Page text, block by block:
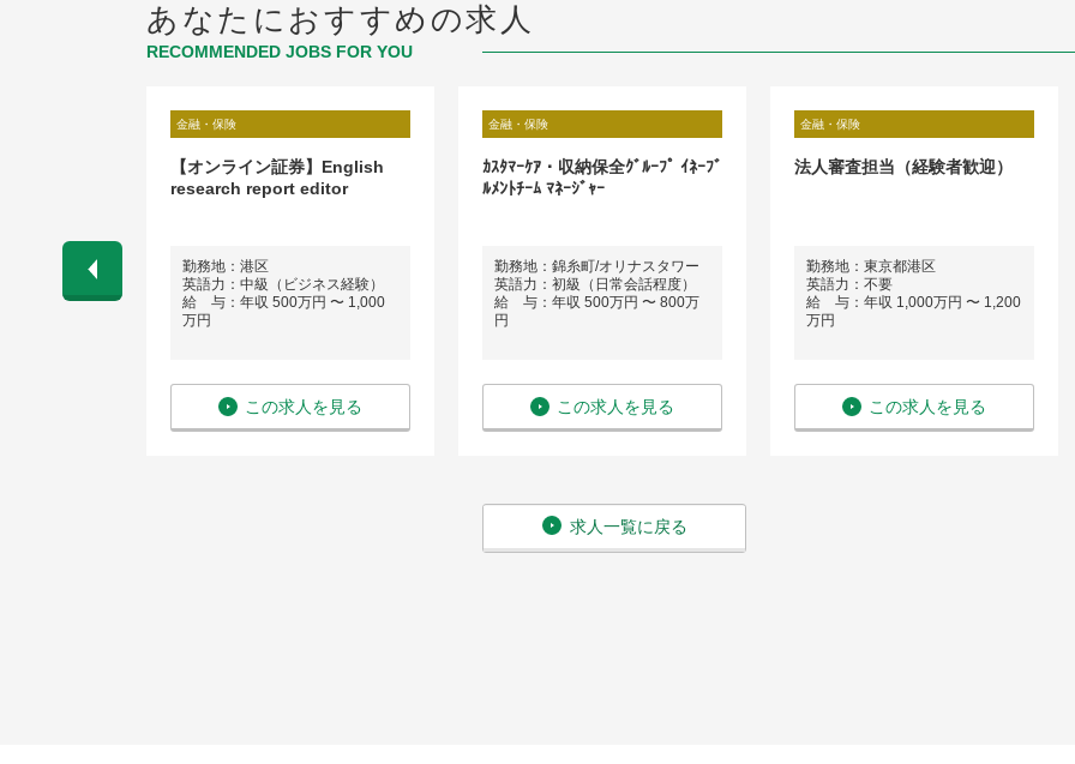
あなたにおすすめの求人
RECOMMENDED JOBS FOR YOU
〜 800万
金融・保険
【オンライン証券】English
research report editor
勤務地：港区
英語力：中級（ビジネス経験）
給 与：年収 500万円 〜 1,000
万円
この求人を見る
金融・保険
ｶｽﾀﾏｰｹｱ・収納保全ｸﾞﾙｰﾌﾟ ｲﾈｰﾌﾞ
ﾙﾒﾝﾄﾁｰﾑ ﾏﾈｰｼﾞｬｰ
勤務地：錦糸町/オリナスタワー
英語力：初級（日常会話程度）
給 与：年収 500万円 〜 800万
円
この求人を見る
金融・保険
法人審査担当（経験者歓迎）
勤務地：東京都港区
英語力：不要
給 与：年収 1,000万円 〜 1,200
万円
この求人を見る
求人一覧に戻る